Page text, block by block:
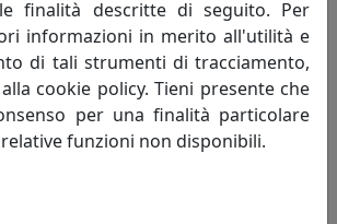
finalità descritte di seguito. Per
informazioni in merito all'utilità e
di tali strumenti di tracciamento,
cookie policy. Tieni presente che
per una finalità particolare
funzioni non disponibili.